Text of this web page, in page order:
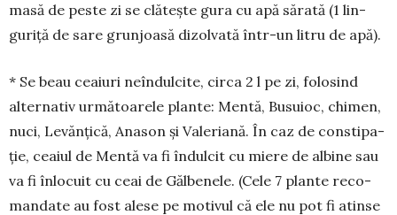
masă de peste zi se clătește gura cu apă sărată (1 lin­
guriță de sare grun­joasă dizolvată într-un litru de apă).
* Se beau ceaiuri neîndulcite, circa 2 l pe zi, folo­sind
alternativ următoarele plante: Mentă, Busuioc, chi­­men,
nuci, Levănțică, Anason și Valeriană. În caz de con­sti­pa­
ție, ceaiul de Mentă va fi îndulcit cu miere de albine sau
va fi înlo­cuit cu ceai de Gălbenele. (Cele 7 plante reco­
mandate au fost alese pe motivul că ele nu pot fi atinse